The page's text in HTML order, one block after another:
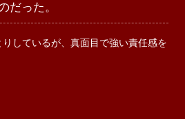
だった。
しているが、真面目で強い責任感を